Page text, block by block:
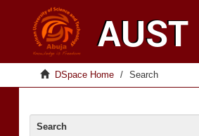
DSpace Home Search
Search